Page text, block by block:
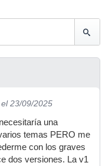
el 23/09/2025
una
temas PERO me
con los graves
dos versiones. La v1